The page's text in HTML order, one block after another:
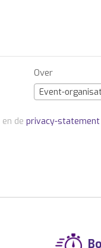
Over
Event-
en de privacy-statement